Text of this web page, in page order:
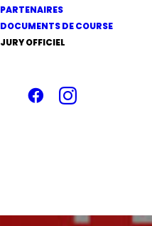
PARTENAIRES
DOCUMENTS DE COURSE
JURY OFFICIELAvis de